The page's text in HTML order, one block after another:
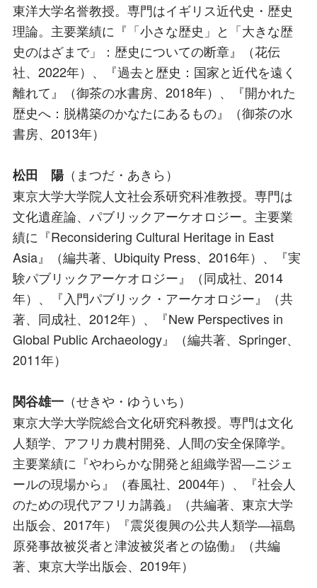
東洋大学名誉教授。専門はイギリス近代史・歴史
理論。主要業績に『「小さな歴史」と「大きな歴
史のはざまで」：歴史についての断章』（花伝
社、2022年）、『過去と歴史：国家と近代を遠く
離れて』（御茶の水書房、2018年）、『開かれた
歴史へ：脱構築のかなたにあるもの』（御茶の水
書房、2013年）
松田 陽 （まつだ・あきら）
東京大学大学院人文社会系研究科准教授。専門は
文化遺産論、パブリックアーケオロジー。主要業
績に『Reconsidering Cultural Heritage in East
Asia』（編共著、Ubiquity Press、2016年）、『実
験パブリックアーケオロジー』（同成社、2014
年）、『入門パブリック・アーケオロジー』（共
著、同成社、2012年）、『New Perspectives in
Global Public Archaeology』（編共著、Springer、
2011年）
関谷雄一 （せきや・ゆういち）
東京大学大学院総合文化研究科教授。専門は文化
人類学、アフリカ農村開発、人間の安全保障学。
主要業績に『やわらかな開発と組織学習―ニジェ
ールの現場から』（春風社、2004年）、『社会人
のための現代アフリカ講義』（共編著、東京大学
出版会、2017年）『震災復興の公共人類学―福島
原発事故被災者と津波被災者との協働』（共編
著、東京大学出版会、2019年）